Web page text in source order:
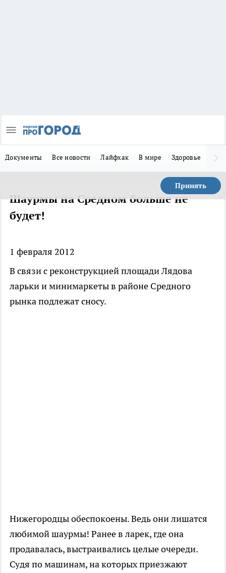
Документы Все новости Лайфхак В мире Здоровье
Принять
Шаурмы на Средном больше не
будет!
1 февраля 2012
В связи с реконструкцией площади Лядова
ларьки и минимаркеты в районе Средного
рынка подлежат сносу.
Нижегородцы обеспокоены. Ведь они лишатся
любимой шаурмы! Ранее в ларек, где она
продавалась, выстраивались целые очереди.
Судя по машинам, на которых приезжают